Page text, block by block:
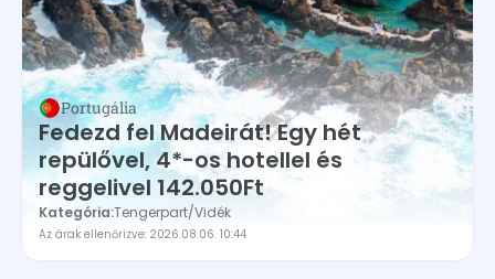
Portugália
Fedezd fel Madeirát! Egy hét
repülővel, 4*-os hotellel és
reggelivel 142.050Ft
Kategória:Tengerpart/Vidék
Az árak ellenőrizve: 2026.08.06. 10:44